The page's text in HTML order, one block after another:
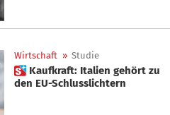
Wirtschaft » Studie
 Kaufkraft: Italien gehört zu
den EU-Schlusslichtern